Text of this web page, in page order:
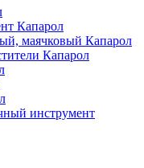
Капарол
маячковый Капарол
Капарол
инструмент